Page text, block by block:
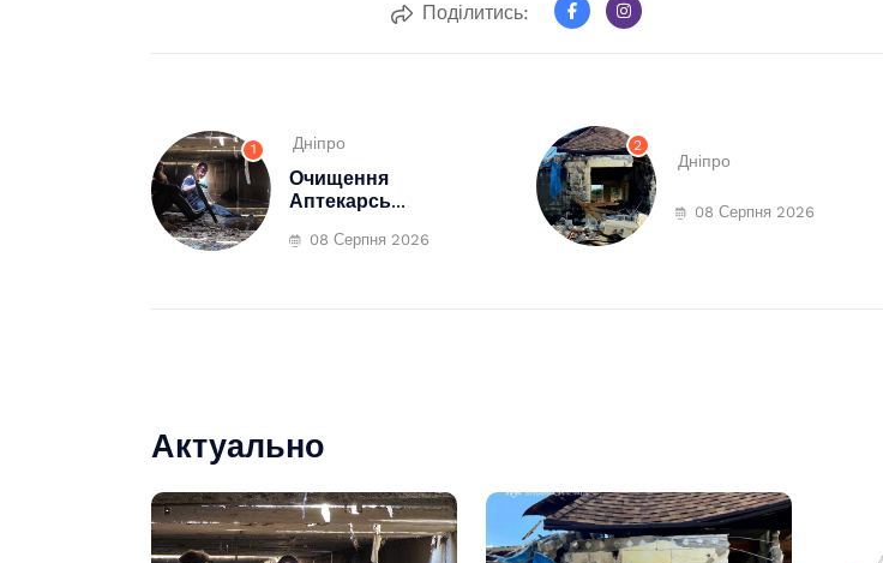
Поділитись:
1 Дніпро
Очищення
Аптекарсь...
08 Серпня 2026
2
Дніпро
08 Серпня 2026
Актуально